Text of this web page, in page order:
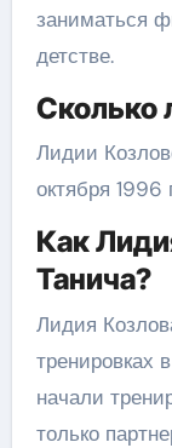
заниматься
детстве.
Сколько
Лидии
октября 1996
Как
Танича?
Лидия
тренировках
начали
только